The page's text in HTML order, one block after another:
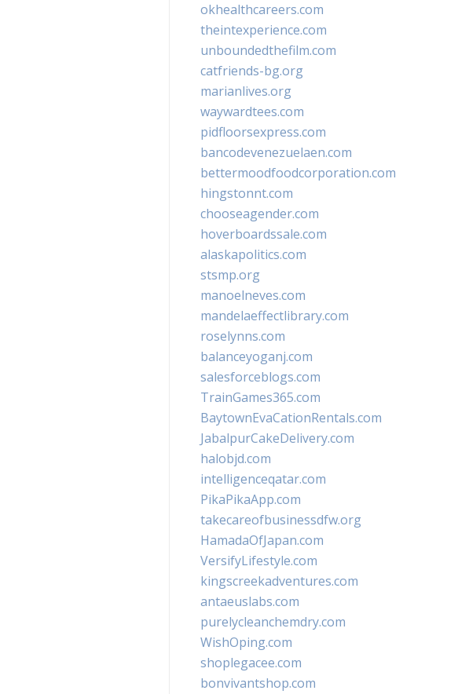
okhealthcareers.com
theintexperience.com
unboundedthefilm.com
catfriends-bg.org
marianlives.org
waywardtees.com
pidfloorsexpress.com
bancodevenezuelaen.com
bettermoodfoodcorporation.com
hingstonnt.com
chooseagender.com
hoverboardssale.com
alaskapolitics.com
stsmp.org
manoelneves.com
mandelaeffectlibrary.com
roselynns.com
balanceyoganj.com
salesforceblogs.com
TrainGames365.com
BaytownEvaCationRentals.com
JabalpurCakeDelivery.com
halobjd.com
intelligenceqatar.com
PikaPikaApp.com
takecareofbusinessdfw.org
HamadaOfJapan.com
VersifyLifestyle.com
kingscreekadventures.com
antaeuslabs.com
purelycleanchemdry.com
WishOping.com
shoplegacee.com
bonvivantshop.com